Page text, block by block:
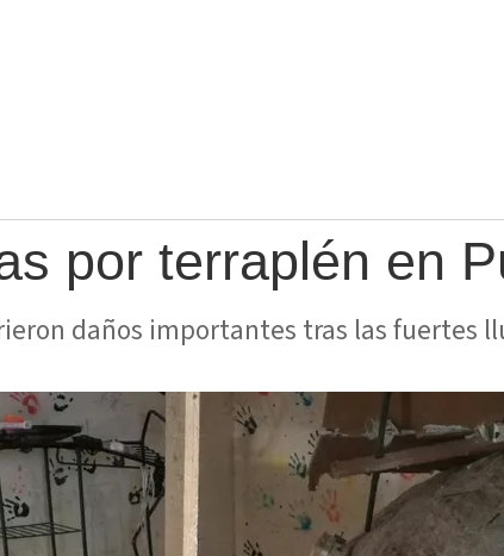
por terraplén en
daños importantes tras las fuertes